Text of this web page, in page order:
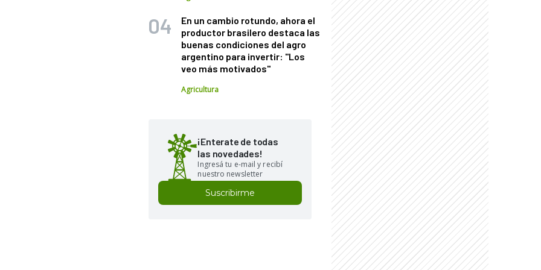
En un cambio rotundo, ahora el
productor brasilero destaca las
buenas condiciones del agro
argentino para invertir: "Los
veo más motivados"
Agricultura
¡Enterate de todas
las novedades!
Ingresá tu e-mail y recibí
nuestro newsletter
Suscribirme